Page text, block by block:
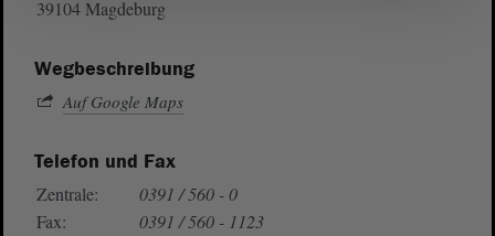
39104 Magdeburg
Wegbeschreibung
Auf Google Maps
Telefon und Fax
Zentrale:
0391 / 560 - 0
Fax:
0391 / 560 - 1123